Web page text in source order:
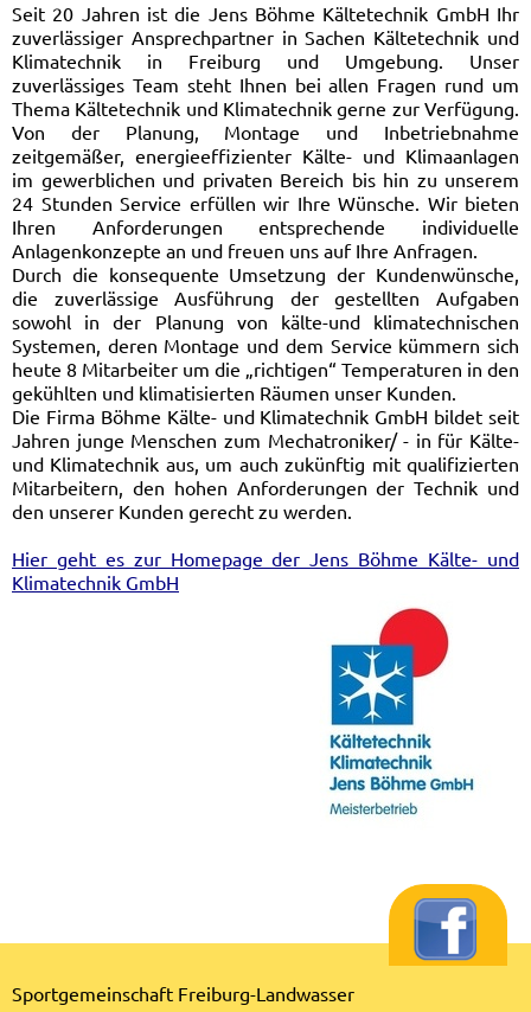
Seit 20 Jahren ist die Jens Böhme Kältetechnik GmbH Ihr
zuverlässiger Ansprechpartner in Sachen Kältetechnik und
Klimatechnik in Freiburg und Umgebung. Unser
zuverlässiges Team steht Ihnen bei allen Fragen rund um
Thema Kältetechnik und Klimatechnik gerne zur Verfügung.
Von der Planung, Montage und Inbetriebnahme
zeitgemäßer, energieeffizienter Kälte- und Klimaanlagen
im gewerblichen und privaten Bereich bis hin zu unserem
24 Stunden Service erfüllen wir Ihre Wünsche. Wir bieten
Ihren Anforderungen entsprechende individuelle
Anlagenkonzepte an und freuen uns auf Ihre Anfragen.
Durch die konsequente Umsetzung der Kundenwünsche,
die zuverlässige Ausführung der gestellten Aufgaben
sowohl in der Planung von kälte-und klimatechnischen
Systemen, deren Montage und dem Service kümmern sich
heute 8 Mitarbeiter um die „richtigen“ Temperaturen in den
gekühlten und klimatisierten Räumen unser Kunden.
Die Firma Böhme Kälte- und Klimatechnik GmbH bildet seit
Jahren junge Menschen zum Mechatroniker/ - in für Kälte-
und Klimatechnik aus, um auch zukünftig mit qualifizierten
Mitarbeitern, den hohen Anforderungen der Technik und
den unserer Kunden gerecht zu werden.
Hier geht es zur Homepage der Jens Böhme Kälte- und
Klimatechnik GmbH
Sportgemeinschaft Freiburg-Landwasser